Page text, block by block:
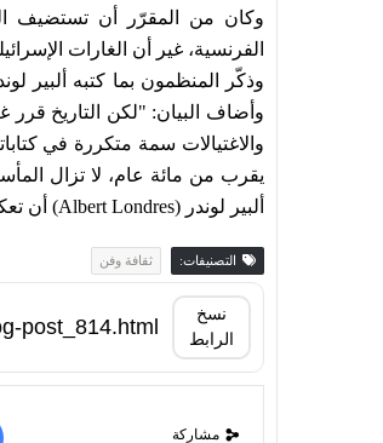
وكان من المقرّر أن تستضيف
الفرنسية، غير أن الغارات
وأضاف البيان: "لكن التاريخ
والاغتيالات سمة متكررة في
يقرب من مائة عام، لا تزال
ألبير لوندر (Albert Londres) أن تعكس هذا الأمر، أي جوهر العمل الصحافي، باختصار".
التصنيفات: ثقافة وفن
نسخ
الرابط
مشاركة